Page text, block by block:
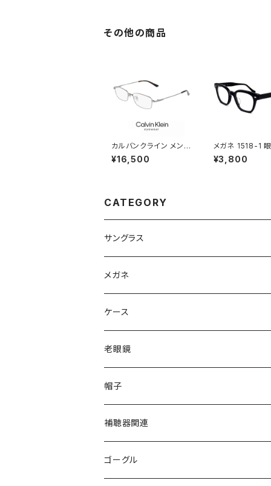
400 ランニング ウォー
キング 自転車 トレーニ
その他の商品
カルバンクライン メンズ
メガネ ck21114a-008
calvin klein 眼鏡 ck2
¥16,500
メガネ 1518-1
厚 ウェリントン
黒縁 黒ぶち
¥3,800
CATEGORY
サングラス
Ray-Ban レイバン
gucci グッチ
VivienneWestwood ヴィヴィアン
PAGE BOY ページボーイ
フルラ FURLA
トムフォード TOM FORD
メガネ
Ray-Ban レイバン
gucci グッチ
VivienneWestwood ヴィヴィアン
FURLA フルラ
トムフォード TOM FORD
ケース
老眼鏡
エッシェンバッハ Eschenbach
PORSCHE DESIGN ポルシェデザイン
ルーペ
帽子
補聴器関連
ゴーグル